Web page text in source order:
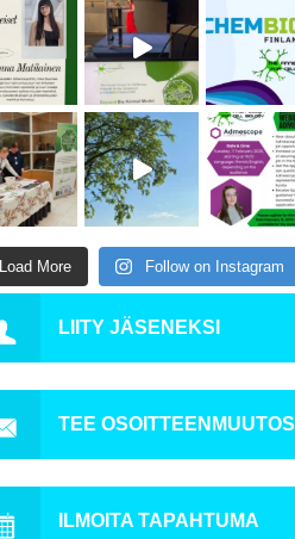
Load More Follow on Instagram
LIITY JÄSENEKSI
TEE OSOITTEENMUUTOS
ILMOITA TAPAHTUMA